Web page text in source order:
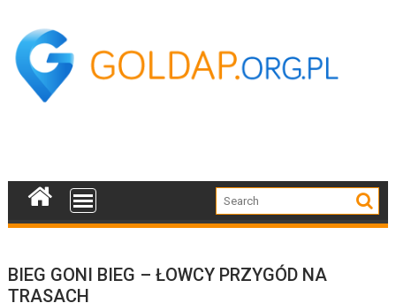
content
BIEG GONI BIEG – ŁOWCY PRZYGÓD NA
TRASACH